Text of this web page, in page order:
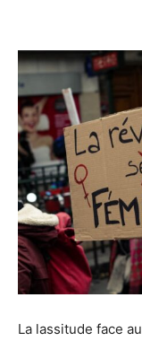
La lassitude face